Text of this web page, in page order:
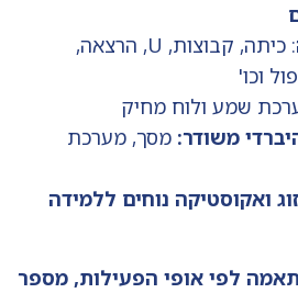
: כיתה, קבוצות, U, הרצאה,
וכו'
שמע ולוח מחיק
משודר: מסך, מערכת
ואקוסטיקה נוחים ללמידה
לפי אופי הפעילות, מספר